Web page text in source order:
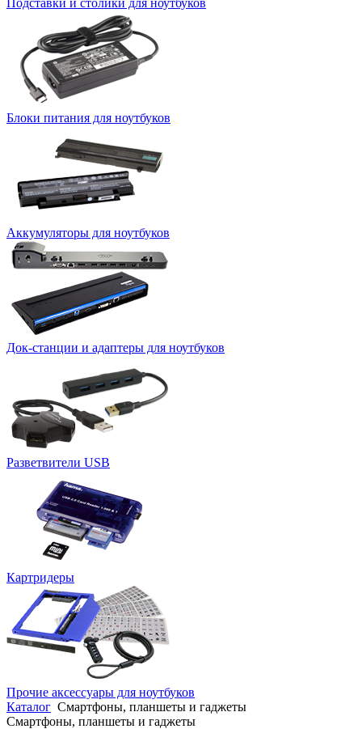
Подставки и столики для ноутбуков
Блоки питания для ноутбуков
Аккумуляторы для ноутбуков
Док-станции и адаптеры для ноутбуков
Разветвители USB
Картридеры
Прочие аксессуары для ноутбуков
Каталог Смартфоны, планшеты и гаджеты
Смартфоны, планшеты и гаджеты